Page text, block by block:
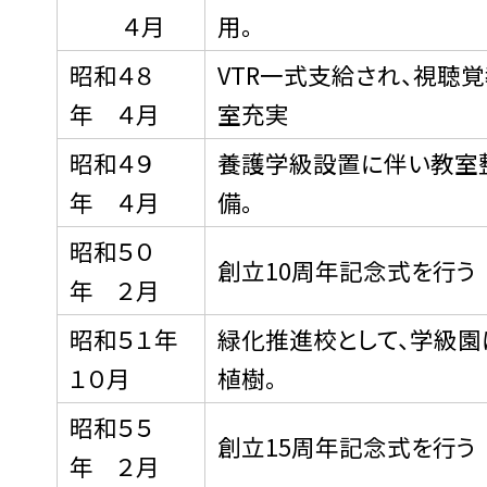
４月
用。
昭和４８
年 ４月
VTR一式支給され、視聴
室充実
昭和４９
年 ４月
養護学級設置に伴い教室
備。
昭和５０
年 ２月
創立10周年記念式を行う
昭和５１年
１０月
緑化推進校として、学級園
植樹。
昭和５５
年 ２月
創立15周年記念式を行う